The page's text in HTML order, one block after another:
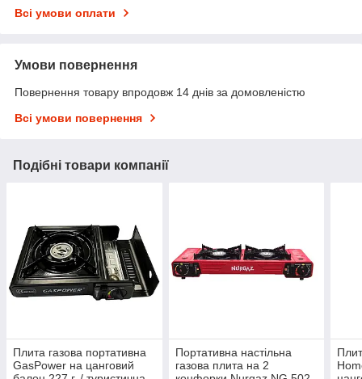
Всі умови оплати
Умови повернення
Повернення товару впродовж 14 днів за домовленістю
Всі умови повернення
Подібні товари компанії
Плита газова портативна
GasPower на цанговий
Портативна настільна
газова плита на 2